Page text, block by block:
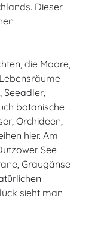
Dieser
die Moore,
Seeadler,
botanische
Orchideen,
hier. Am
See
Graugänse
sieht man